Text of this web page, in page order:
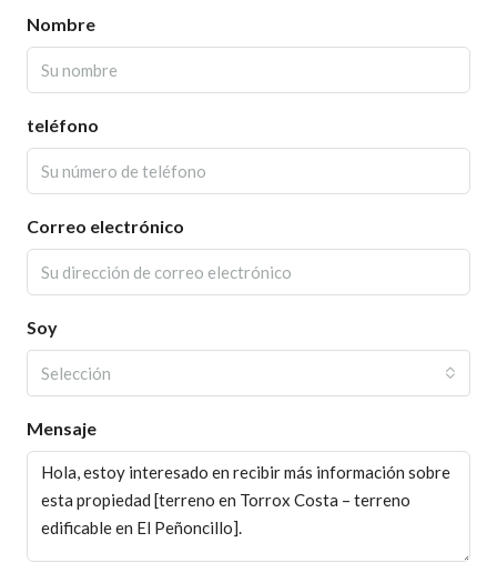
Nombre
teléfono
Correo electrónico
Soy
Selección
Mensaje